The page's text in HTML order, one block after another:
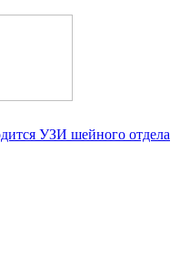
УЗИ шейного отдела